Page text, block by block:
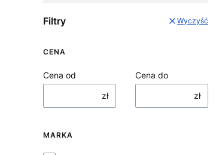
Filtry Wyczyść
CENA
Cena od
zł
Cena do
zł
MARKA